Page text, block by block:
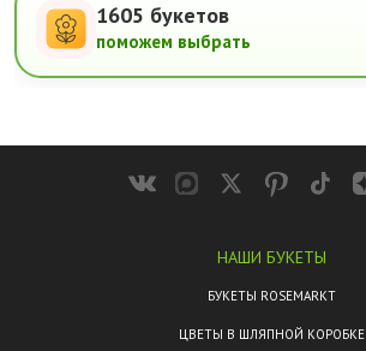
1605 букетов
поможем выбрать
НАШИ БУКЕТЫ
БУКЕТЫ ROSEMARKT
ЦВЕТЫ В ШЛЯПНОЙ КОРОБКЕ